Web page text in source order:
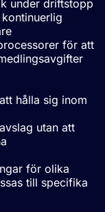
under driftstopp
för att
hålla sig inom
utan att
för olika
till specifika